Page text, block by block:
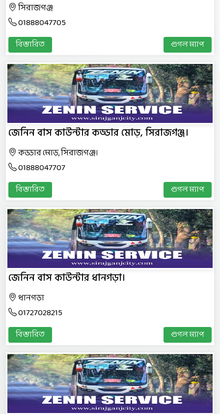
সিরাজগঞ্জ
01888047705
বিস্তারিত গুগল ম্যাপ
জেনিন বাস কাউন্টার কড্ডার মোড়, সিরাজগঞ্জ।
কড্ডার মোড়, সিরাজগঞ্জ।
01888047707
বিস্তারিত গুগল ম্যাপ
জেনিন বাস কাউন্টার ধানগড়া।
ধানগড়া
01727028215
বিস্তারিত গুগল ম্যাপ